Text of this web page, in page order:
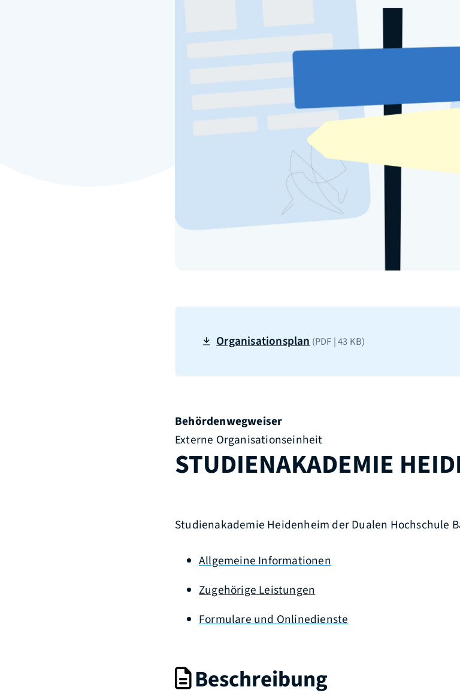
Organisationsplan(PDF | 43 KB)
Behördenwegweiser
Externe Organisationseinheit
STUDIENAKADEMIE
Studienakademie Heidenheim der Dualen Hochschule
Allgemeine Informationen
Zugehörige Leistungen
Formulare und Onlinedienste
Beschreibung